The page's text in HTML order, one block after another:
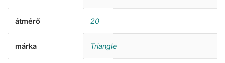
átmérő 20
márka Triangle